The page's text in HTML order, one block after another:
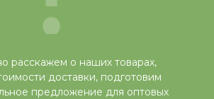
расскажем о наших товарах,
доставки, подготовим
предложение для оптовых